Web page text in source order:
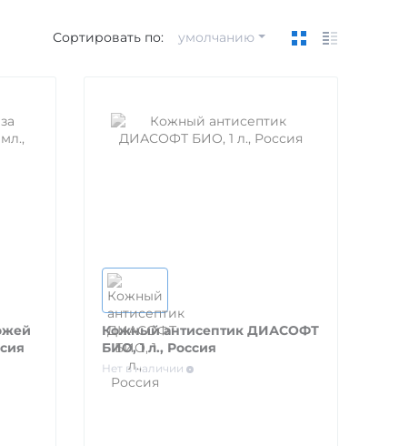
Сортировать по: умолчанию
Кожный антисептик ДИАСОФТ
БИО, 1 л., Россия
Нет в наличии